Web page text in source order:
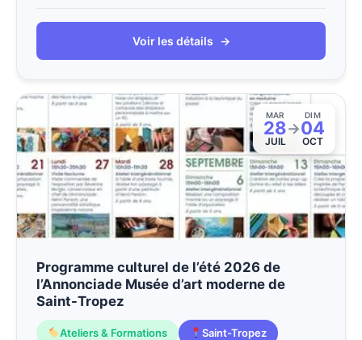
Voir les détails →
MAR
28
JUIL
→
DIM
04
OCT
Programme culturel de l’été 2026 de
l’Annonciade Musée d’art moderne de
Saint-Tropez
Ateliers & Formations Saint-Tropez